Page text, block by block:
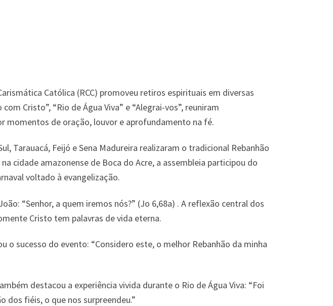
Católica (RCC) promoveu retiros espirituais em diversas
Cristo”, “Rio de Água Viva” e “Alegrai-vos”, reuniram
momentos de oração, louvor e aprofundamento na fé.
Tarauacá, Feijó e Sena Madureira realizaram o tradicional Rebanhão
cidade amazonense de Boca do Acre, a assembleia participou do
voltado à evangelização.
“Senhor, a quem iremos nós?” (Jo 6,68a) . A reflexão central dos
Cristo tem palavras de vida eterna.
o sucesso do evento: “Considero este, o melhor Rebanhão da minha
destacou a experiência vivida durante o Rio de Água Viva: “Foi
fiéis, o que nos surpreendeu.”